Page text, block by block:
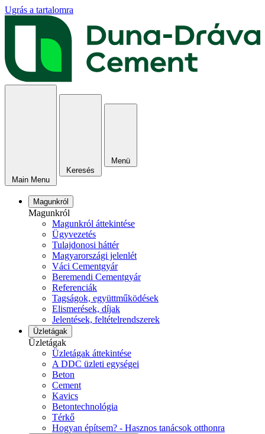
Ugrás a tartalomra
Main Menu
Keresés
Menü
Magunkról
Magunkról
Magunkról áttekintése
Ügyvezetés
Tulajdonosi háttér
Magyarországi jelenlét
Váci Cementgyár
Beremendi Cementgyár
Referenciák
Tagságok, együttműködések
Elismerések, díjak
Jelentések, feltételrendszerek
Üzletágak
Üzletágak
Üzletágak áttekintése
A DDC üzleti egységei
Beton
Cement
Kavics
Betontechnológia
Térkő
Hogyan építsem? - Hasznos tanácsok otthonra